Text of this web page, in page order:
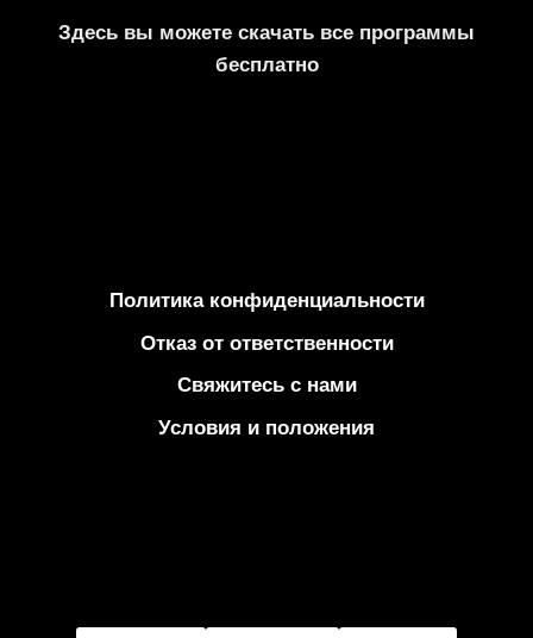
Здесь вы можете скачать все программы
бесплатно
Политика конфиденциальности
Отказ от ответственности
Свяжитесь с нами
Условия и положения